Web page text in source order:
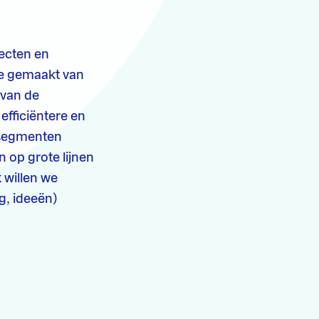
en
gemaakt van
de
en
op grote lijnen
willen we
ideeën)